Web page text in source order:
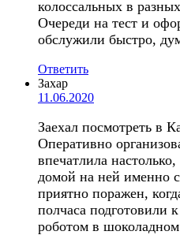
колоссальных в
Очереди на тест и
обслужили быстро,
Ответить
Захар
11.06.2020
Заехал посмотреть в
Оперативно
впечатлила настолько,
домой на ней именно
приятно поражен,
полчаса подготовили
роботом в шоколадном